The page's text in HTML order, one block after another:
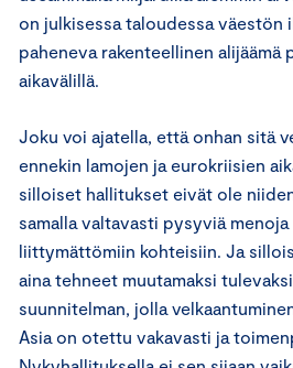
on julkisessa taloudessa väestön
paheneva rakenteellinen alijäämä
aikavälillä.
Joku voi ajatella, että onhan sitä
ennekin lamojen ja eurokriisien
silloiset hallitukset eivät ole
samalla valtavasti pysyviä
liittymättömiin kohteisiin. Ja
aina tehneet muutamaksi
suunnitelman, jolla
Asia on otettu vakavasti ja